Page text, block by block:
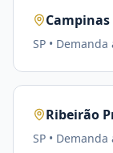
Campinas
SP • Demanda
Ribeirão
SP • Demanda